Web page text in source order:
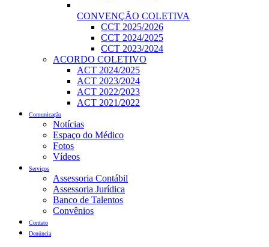
CONVENÇÃO COLETIVA
CCT 2025/2026
CCT 2024/2025
CCT 2023/2024
ACORDO COLETIVO
ACT 2024/2025
ACT 2023/2024
ACT 2022/2023
ACT 2021/2022
Comunicação
Notícias
Espaço do Médico
Fotos
Vídeos
Serviços
Assessoria Contábil
Assessoria Jurídica
Banco de Talentos
Convênios
Contato
Denúncia